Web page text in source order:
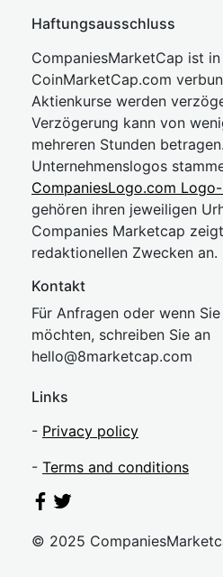
Haftungsausschluss
CompaniesMarketCap ist
CoinMarketCap.com
Aktienkurse werden
Verzögerung kann von
mehreren Stunden betragen.
Unternehmenslogos
CompaniesLogo.com
gehören ihren jeweiligen
Companies Marketcap
redaktionellen Zwecken an.
Kontakt
Für Anfragen oder wenn
möchten, schreiben Sie an
hello@8marketcap.com
Links
- Privacy policy
- Terms and conditions
© 2025